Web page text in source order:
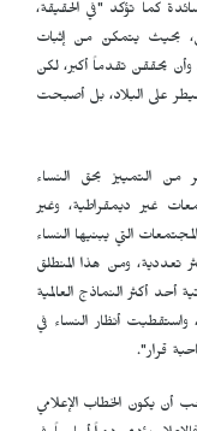
كما تؤكد "في الحقيقة،
بحيث يتمكنّ من إثبات
وأن يحققن تقدماً أكبر، لكن
على البلاد، بل أصبحت
التمييز بحق النساء
غير ديمقراطية، وغير
التي يبنيها النساء
تعددية، ومن هذا المنطلق
أكثر النماذج العالمية
أنظار النساء في
قرار".
أن يكون الخطاب الإعلامي